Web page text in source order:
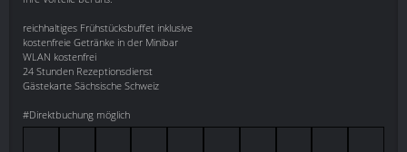
reichhaltiges Frühstücksbuffet inklusive
kostenfreie Getränke in der Minibar
WLAN kostenfrei
24 Stunden Rezeptionsdienst
Gästekarte Sächsische Schweiz
#Direktbuchung möglich